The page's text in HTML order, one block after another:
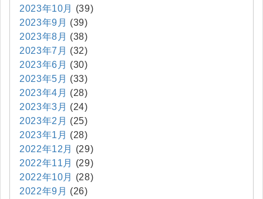
2023年10月
(39)
2023年9月 (39)
2023年8月 (38)
2023年7月 (32)
2023年6月 (30)
2023年5月 (33)
2023年4月 (28)
2023年3月 (24)
2023年2月 (25)
2023年1月 (28)
2022年12月
(29)
2022年11月
(29)
2022年10月
(28)
2022年9月 (26)